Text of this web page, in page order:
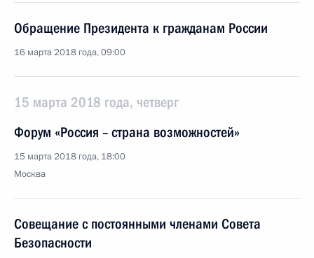
Обращение Президента к гражданам России
16 марта 2018 года, 09:00
15 марта 2018 года, четверг
Форум «Россия – страна возможностей»
15 марта 2018 года, 18:00
Москва
Совещание с постоянными членами Совета
Безопасности